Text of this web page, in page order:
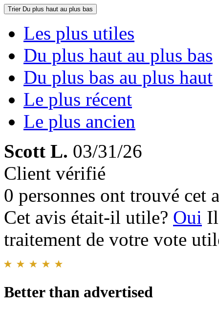
Trier Du plus haut au plus bas
Les plus utiles
Du plus haut au plus bas
Du plus bas au plus haut
Le plus récent
Le plus ancien
Scott L. 03/31/26
Client vérifié
0 personnes ont trouvé cet
Cet avis était-il utile? Oui
traitement de votre vote
Better than advertised